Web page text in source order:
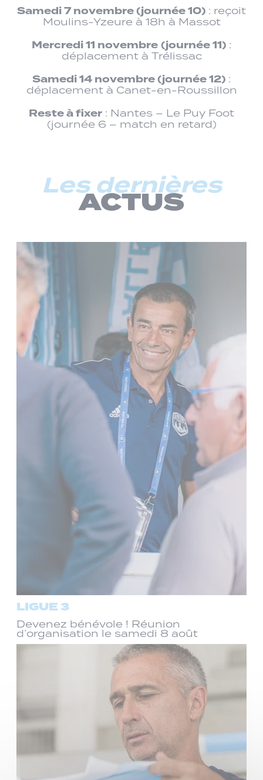
Samedi 7 novembre (journée 10) : reçoit
Moulins-Yzeure à 18h à Massot
Mercredi 11 novembre (journée 11) :
déplacement à Trélissac
Samedi 14 novembre (journée 12) :
déplacement à Canet-en-Roussillon
Reste à fixer : Nantes – Le Puy Foot
(journée 6 – match en retard)
Les dernières
ACTUS
LIGUE 3
Devenez bénévole ! Réunion
d’organisation le samedi 8 août